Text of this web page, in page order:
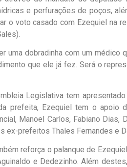
e perfurações de poços,
o voto casado com Ezequiel na
uma dobradinha com um
que ele já fez. Será o
Legislativa tem
prefeita, Ezequiel tem o apoio
Manoel Carlos, Fabiano Dias,
ex-prefeitos Thales Fernandes e
reforça o palanque de
e Dedezinho. Além